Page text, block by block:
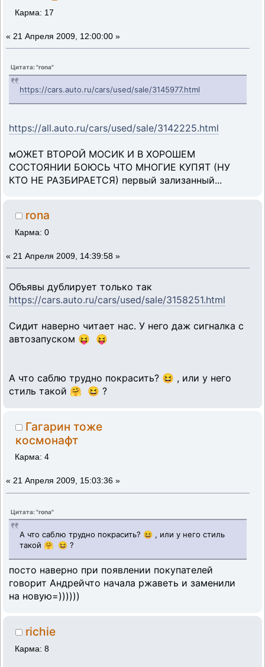
Карма: 17
« 21 Апреля 2009, 12:00:00 »
Цитата: "rona"
https://cars.auto.ru/cars/used/sale/3145977.html
https://all.auto.ru/cars/used/sale/3142225.html
мОЖЕТ ВТОРОЙ МОСИК И В ХОРОШЕМ
СОСТОЯНИИ БОЮСЬ ЧТО МНОГИЕ КУПЯТ (НУ
КТО НЕ РАЗБИРАЕТСЯ) первый зализанный...
rona
Карма: 0
« 21 Апреля 2009, 14:39:58 »
Объявы дублирует только так
https://cars.auto.ru/cars/used/sale/3158251.html
Сидит наверно читает нас. У него даж сигналка с
автозапуском 😝 😝
А что саблю трудно покрасить? 😆 , или у него
стиль такой 🤗 😆 ?
Гагарин тоже
космонафт
Карма: 4
« 21 Апреля 2009, 15:03:36 »
Цитата: "rona"
А что саблю трудно покрасить? 😆 , или у него стиль
такой 🤗 😆 ?
посто наверно при появлении покупателей
говорит Андрейчто начала ржаветь и заменили
на новую=))))))
richie
Карма: 8